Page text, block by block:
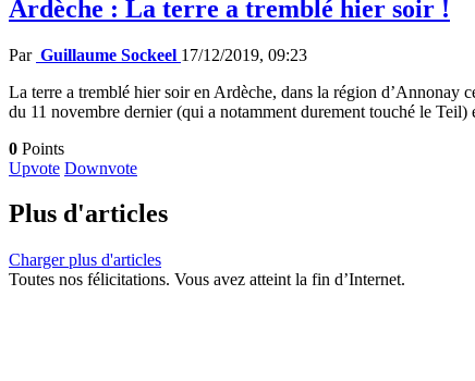
Ardèche : La terre a tremblé hier soir !
Par Guillaume Sockeel 17/12/2019, 09:23
La terre a tremblé hier soir en Ardèche, dans la région d’Annonay
du 11 novembre dernier (qui a notamment durement touché le Teil)
0 Points
Upvote Downvote
Plus d'articles
Charger plus d'articles
Toutes nos félicitations. Vous avez atteint la fin d’Internet.